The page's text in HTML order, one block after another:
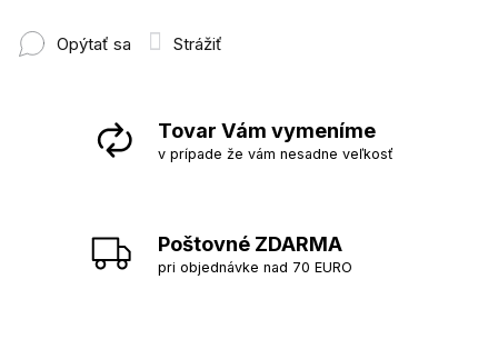
Opýtať sa Strážiť
Tovar Vám vymeníme
v prípade že vám nesadne veľkosť
Poštovné ZDARMA
pri objednávke nad 70 EURO